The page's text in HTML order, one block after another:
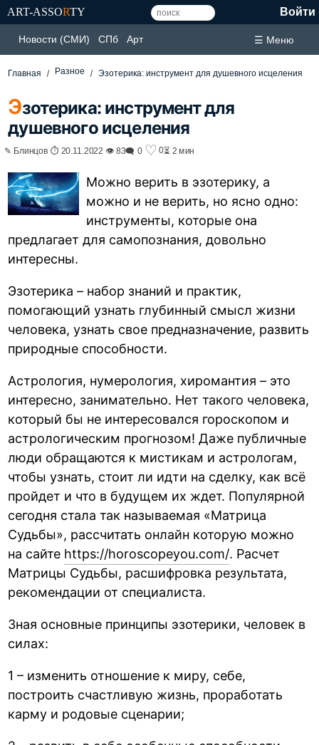
ART-ASSORTY Войти
Новости (СМИ) СПб Арт ☰ Меню
Главная Разное Эзотерика: инструмент для душевного исцеления
Эзотерика: инструмент для
душевного исцеления
✎ Блинцов ⏱ 20.11.2022 👁 83🗨 0 ♡ 0⏳ 2 мин
Можно верить в эзотерику, а
можно и не верить, но ясно одно:
инструменты, которые она
предлагает для самопознания, довольно
интересны.
Эзотерика – набор знаний и практик,
помогающий узнать глубинный смысл жизни
человека, узнать свое предназначение, развить
природные способности.
Астрология, нумерология, хиромантия – это
интересно, занимательно. Нет такого человека,
который бы не интересовался гороскопом и
астрологическим прогнозом! Даже публичные
люди обращаются к мистикам и астрологам,
чтобы узнать, стоит ли идти на сделку, как всё
пройдет и что в будущем их ждет. Популярной
сегодня стала так называемая «Матрица
Судьбы», рассчитать онлайн которую можно
на сайте https://horoscopeyou.com/. Расчет
Матрицы Судьбы, расшифровка результата,
рекомендации от специалиста.
Зная основные принципы эзотерики, человек в
силах:
1 – изменить отношение к миру, себе,
построить счастливую жизнь, проработать
карму и родовые сценарии;